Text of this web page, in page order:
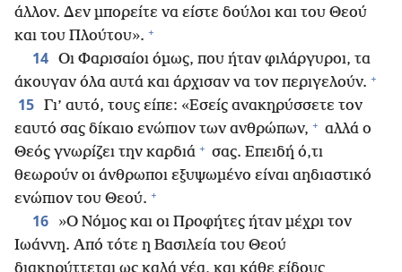
άλλον. Δεν μπορείτε να είστε δούλοι και του Θεού
και του Πλούτου». +
14 Οι Φαρισαίοι όμως, που ήταν φιλάργυροι, τα
άκουγαν όλα αυτά και άρχισαν να τον περιγελούν. +
15 Γι’ αυτό, τους είπε: «Εσείς ανακηρύσσετε τον
εαυτό σας δίκαιο ενώπιον των ανθρώπων, + αλλά ο
Θεός γνωρίζει την καρδιά + σας. Επειδή ό,τι
θεωρούν οι άνθρωποι εξυψωμένο είναι αηδιαστικό
ενώπιον του Θεού. +
16
»Ο Νόμος και οι Προφήτες ήταν μέχρι τον
Ιωάννη. Από τότε η Βασιλεία του Θεού